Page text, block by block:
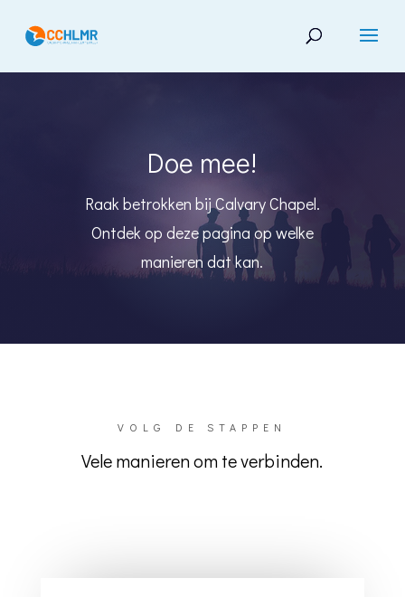
Doe mee!
Raak betrokken bij Calvary Chapel.
Ontdek op deze pagina op welke
manieren dat kan.
VOLG DE STAPPEN
Vele manieren om te verbinden.